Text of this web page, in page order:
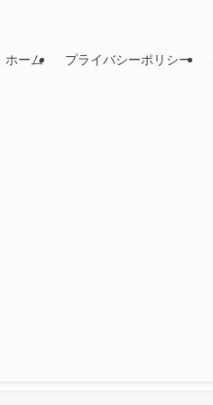
ホーム プライバシーポリシー